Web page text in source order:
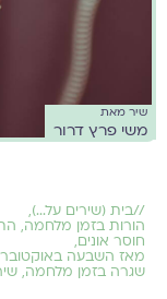
שיר מאת
משי פרץ דרור
//בית (שירים על...),
הורות בזמן מלחמה,
חוסר אונים,
מאז השבעה באוקטובר
שגרה בזמן מלחמה,